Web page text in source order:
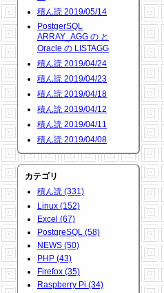
積ん読 2019/05/14
PostgerSQL
ARRAY_AGG の と
Oracle の LISTAGG
積ん読 2019/04/24
積ん読 2019/04/23
積ん読 2019/04/18
積ん読 2019/04/12
積ん読 2019/04/11
積ん読 2019/04/08
カテゴリ
積ん読 (331)
Linux (152)
Excel (67)
PostgreSQL (58)
NEWS (50)
PHP (43)
Firefox (35)
Raspberry Pi (34)